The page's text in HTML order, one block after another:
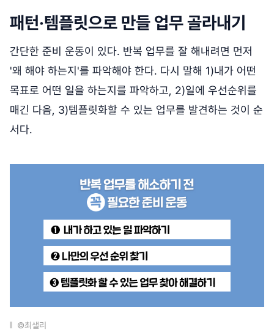
패턴·템플릿으로 만들 업무 골라내기
간단한 준비 운동이 있다. 반복 업무를 잘 해내려면 먼저
'왜 해야 하는지'를 파악해야 한다. 다시 말해 1)내가 어떤
목표로 어떤 일을 하는지를 파악하고, 2)일에 우선순위를
매긴 다음, 3)템플릿화할 수 있는 업무를 발견하는 것이 순
서다.
©최샐리